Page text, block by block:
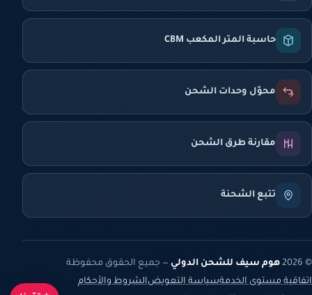
حاسبة المتر المكعب CBM
محوّل وحدات الشحن
مقارنة طرق الشحن
تتبع الشحنة
© 2026 هوم سيف للشحن الدولي — جميع الحقوق محفوظة
اتفاقية مستوى الخدمةسياسة التعويضالشروط والأحكام